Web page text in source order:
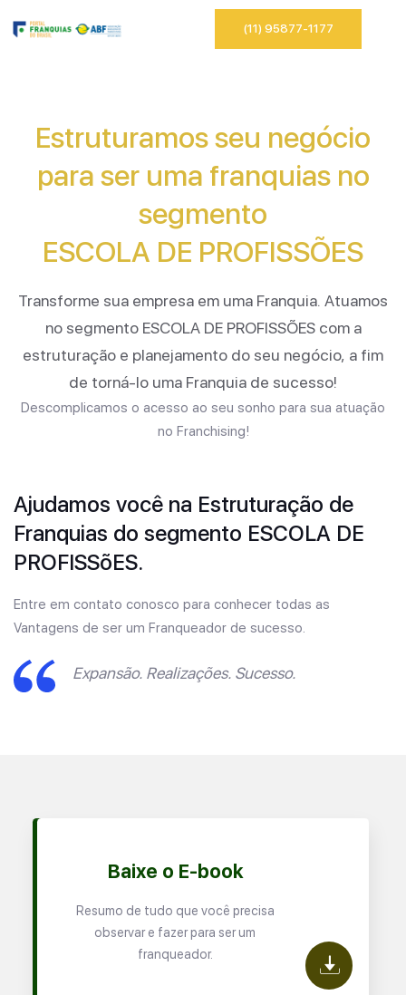
(11) 95877-1177
Estruturamos seu negócio
para ser uma franquias no
segmento
ESCOLA DE PROFISSÕES
Transforme sua empresa em uma Franquia. Atuamos
no segmento ESCOLA DE PROFISSÕEScom a
estruturação e planejamento do seu negócio, a fim
de torná-lo uma Franquia de sucesso!
Descomplicamos o acesso ao seu sonho para sua atuação
no Franchising!
Ajudamos você na Estruturação de
Franquias do segmento ESCOLA DE
PROFISSõES.
Entre em contato conosco para conhecer todas as
Vantagens de ser um Franqueador de sucesso.
Expansão. Realizações. Sucesso.
Baixe o E-book
Resumo de tudo que você precisa
observar e fazer para ser um
franqueador.